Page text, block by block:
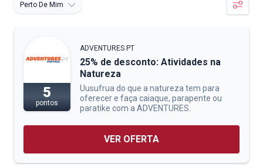
Perto De Mim
5
pontos
ADVENTURES PT
25% de desconto: Atividades na
Natureza
Uusufrua do que a natureza tem para
oferecer e faça caiaque, parapente ou
paratike com a ADVENTURES.
VER OFERTA